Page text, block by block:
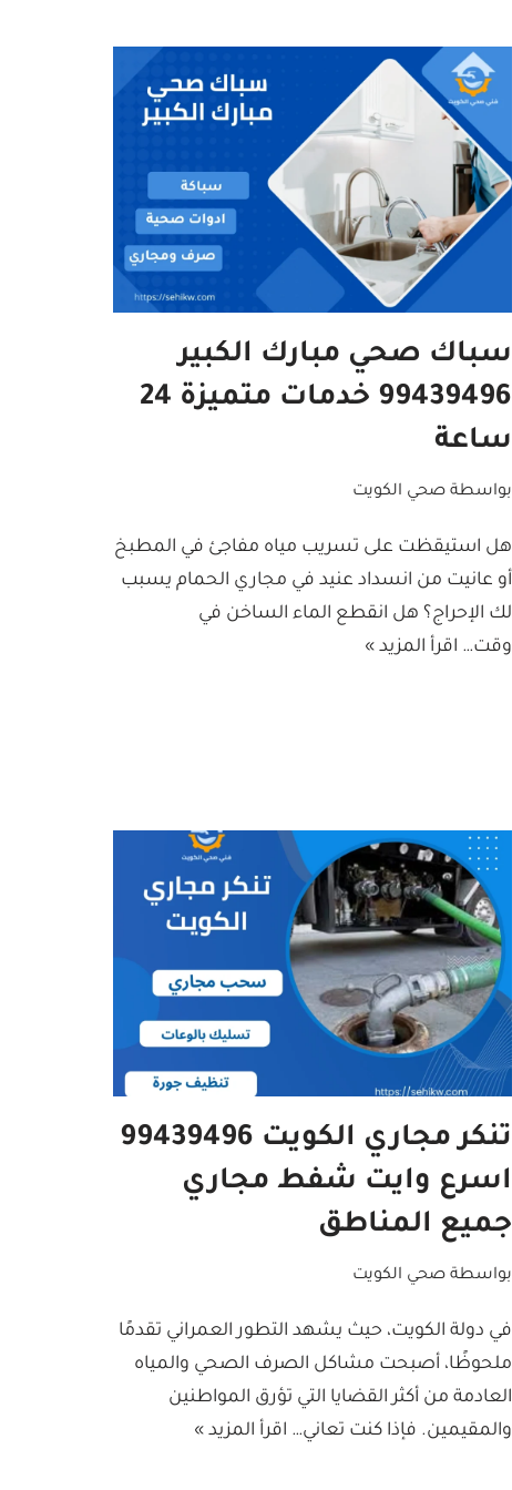
سباك صحي مبارك الكبير
99439496 خدمات متميزة 24
ساعة
بواسطة صحي الكويت
هل استيقظت على تسريب مياه مفاجئ في المطبخ
أو عانيت من انسداد عنيد في مجاري الحمام يسبب
لك الإحراج؟ هل انقطع الماء الساخن في
وقت… اقرأ المزيد »
تنكر مجاري الكويت 99439496
اسرع وايت شفط مجاري
جميع المناطق
بواسطة صحي الكويت
في دولة الكويت، حيث يشهد التطور العمراني تقدمًا
ملحوظًا، أصبحت مشاكل الصرف الصحي والمياه
العادمة من أكثر القضايا التي تؤرق المواطنين
والمقيمين. فإذا كنت تعاني… اقرأ المزيد »